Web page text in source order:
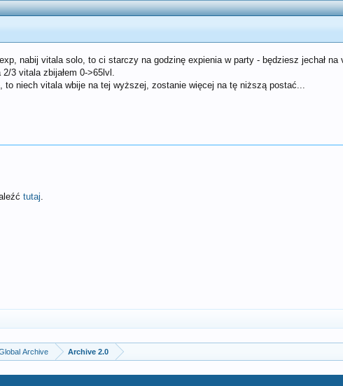
nabij vitala solo, to ci starczy na godzinę expienia w party - będziesz jechał
3 vitala zbijałem 0->65lvl.
niech vitala wbije na tej wyższej, zostanie więcej na tę niższą postać...
tutaj
Archive Archive 2.0